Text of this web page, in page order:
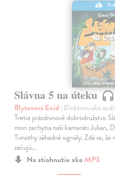
E-
Slávna 5 na úteku
Blytonová Enid | Elektronická
Tretie prázdninové dobrodružstvo
mori zachytia naši kamaráti Julian,
Timothy záhadné signály. Zdá sa,
začujú…
Na stiahnutie ako MP3